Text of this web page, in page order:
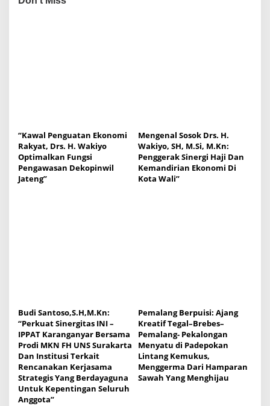
“Kawal Penguatan Ekonomi
Rakyat, Drs. H. Wakiyo
Optimalkan Fungsi
Pengawasan Dekopinwil
Jateng”
Mengenal Sosok Drs. H.
Wakiyo, SH, M.Si, M.Kn:
Penggerak Sinergi Haji Dan
Kemandirian Ekonomi Di
Kota Wali”
Budi Santoso,S.H,M.Kn:
“Perkuat Sinergitas INI –
IPPAT Karanganyar Bersama
Prodi MKN FH UNS Surakarta
Dan Institusi Terkait
Rencanakan Kerjasama
Strategis Yang Berdayaguna
Untuk Kepentingan Seluruh
Anggota”
Pemalang Berpuisi: Ajang
Kreatif Tegal–Brebes–
Pemalang- Pekalongan
Menyatu di Padepokan
Lintang Kemukus,
Menggerma Dari Hamparan
Sawah Yang Menghijau